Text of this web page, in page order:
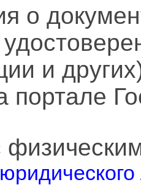
о
и
портале